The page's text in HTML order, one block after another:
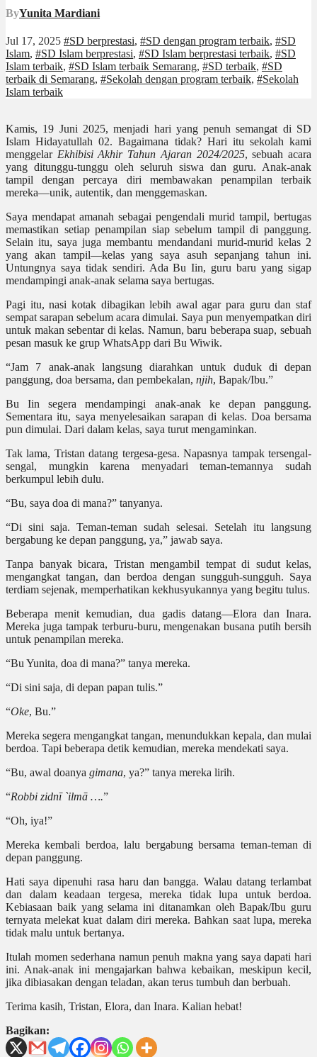
ByYunita Mardiani
Jul 17, 2025 #SD berprestasi, #SD dengan program terbaik, #SD
Islam, #SD Islam berprestasi, #SD Islam berprestasi terbaik, #SD
Islam terbaik, #SD Islam terbaik Semarang, #SD terbaik, #SD
terbaik di Semarang, #Sekolah dengan program terbaik, #Sekolah
Islam terbaik
Kamis, 19 Juni 2025, menjadi hari yang penuh semangat di SD
Islam Hidayatullah 02. Bagaimana tidak? Hari itu sekolah kami
menggelar Ekhibisi Akhir Tahun Ajaran 2024/2025, sebuah acara
yang ditunggu-tunggu oleh seluruh siswa dan guru. Anak-anak
tampil dengan percaya diri membawakan penampilan terbaik
mereka—unik, autentik, dan menggemaskan.
Saya mendapat amanah sebagai pengendali murid tampil, bertugas
memastikan setiap penampilan siap sebelum tampil di panggung.
Selain itu, saya juga membantu mendandani murid-murid kelas 2
yang akan tampil—kelas yang saya asuh sepanjang tahun ini.
Untungnya saya tidak sendiri. Ada Bu Iin, guru baru yang sigap
mendampingi anak-anak selama saya bertugas.
Pagi itu, nasi kotak dibagikan lebih awal agar para guru dan staf
sempat sarapan sebelum acara dimulai. Saya pun menyempatkan diri
untuk makan sebentar di kelas. Namun, baru beberapa suap, sebuah
pesan masuk ke grup WhatsApp dari Bu Wiwik.
“Jam 7 anak-anak langsung diarahkan untuk duduk di depan
panggung, doa bersama, dan pembekalan, njih, Bapak/Ibu.”
Bu Iin segera mendampingi anak-anak ke depan panggung.
Sementara itu, saya menyelesaikan sarapan di kelas. Doa bersama
pun dimulai. Dari dalam kelas, saya turut mengaminkan.
Tak lama, Tristan datang tergesa-gesa. Napasnya tampak tersengal-
sengal, mungkin karena menyadari teman-temannya sudah
berkumpul lebih dulu.
“Bu, saya doa di mana?” tanyanya.
“Di sini saja. Teman-teman sudah selesai. Setelah itu langsung
bergabung ke depan panggung, ya,” jawab saya.
Tanpa banyak bicara, Tristan mengambil tempat di sudut kelas,
mengangkat tangan, dan berdoa dengan sungguh-sungguh. Saya
terdiam sejenak, memperhatikan kekhusyukannya yang begitu tulus.
Beberapa menit kemudian, dua gadis datang—Elora dan Inara.
Mereka juga tampak terburu-buru, mengenakan busana putih bersih
untuk penampilan mereka.
“Bu Yunita, doa di mana?” tanya mereka.
“Di sini saja, di depan papan tulis.”
“Oke, Bu.”
Mereka segera mengangkat tangan, menundukkan kepala, dan mulai
berdoa. Tapi beberapa detik kemudian, mereka mendekati saya.
“Bu, awal doanya gimana, ya?” tanya mereka lirih.
“Robbi zidnī`ilmā ….”
“Oh, iya!”
Mereka kembali berdoa, lalu bergabung bersama teman-teman di
depan panggung.
Hati saya dipenuhi rasa haru dan bangga. Walau datang terlambat
dan dalam keadaan tergesa, mereka tidak lupa untuk berdoa.
Kebiasaan baik yang selama ini ditanamkan oleh Bapak/Ibu guru
ternyata melekat kuat dalam diri mereka. Bahkan saat lupa, mereka
tidak malu untuk bertanya.
Itulah momen sederhana namun penuh makna yang saya dapati hari
ini. Anak-anak ini mengajarkan bahwa kebaikan, meskipun kecil,
jika dibiasakan dengan teladan, akan terus tumbuh dan berbuah.
Terima kasih, Tristan, Elora, dan Inara. Kalian hebat!
Bagikan: